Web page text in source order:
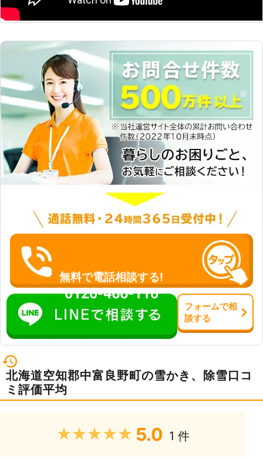
無料で電話相談する!
0120-466-110
フォームで相
談する
北海道空知郡中富良野町の雪かき、除雪口コ
ミ評価平均
★★★★★ 5.0 1 件